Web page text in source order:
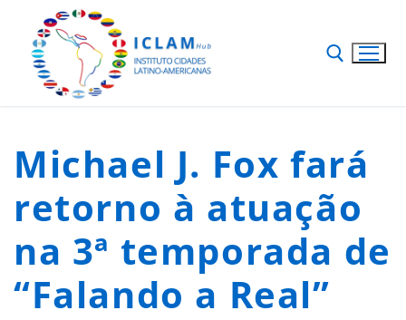
Michael J. Fox fará
retorno à atuação
na 3ª temporada de
“Falando a Real”